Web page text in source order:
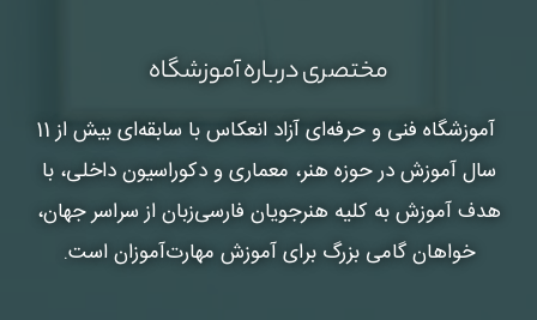
مختصری درباره آموزشگاه
آموزشگاه فنی و حرفه‌ای آزاد انعکاس
با سابقه‌ای بیش از 11
سال آموزش در حوزه هنر، معماری و دکوراسیون داخلی، با
هدف آموزش به کلیه هنرجویان فارسی‌زبان از سراسر جهان،
خواهان گامی بزرگ برای آموزش مهارت‌آموزان است.